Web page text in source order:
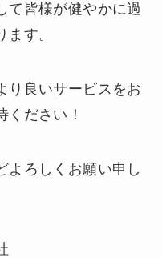
て皆様が健やかに過
す。
り良いサービスをお
ください！
よろしくお願い申し